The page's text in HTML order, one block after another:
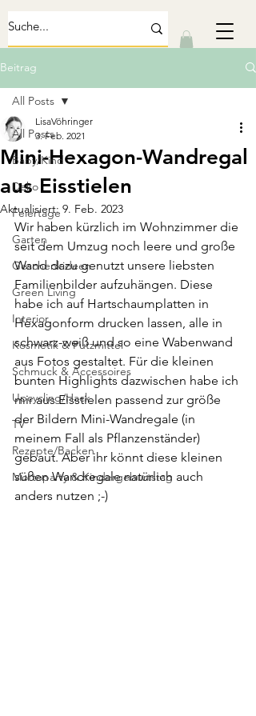
Beitrag
All Posts
Baby/Kind
Deko
Feiertage
Garten
Geschenkideen
Green Living
Interior
Kosmetik & Putzmittel
Schmuck & Accessoires
Upcycling/Hack
TV
Rezepte/Backen
Mottoparty & Kindergeburtstag
All Posts
Mini-Hexagon-Wandregal
aus Eisstielen
LisaVöhringer
3. Feb. 2021
Aktualisiert: 9. Feb. 2023
Wir haben kürzlich im Wohnzimmer die
seit dem Umzug noch leere und große
Wand dazu genutzt unsere liebsten
Familienbilder aufzuhängen. Diese
habe ich auf Hartschaumplatten in
Hexagonform drucken lassen, alle in
schwarz-weiß und so eine Wabenwand
aus Fotos gestaltet. Für die kleinen
bunten Highlights dazwischen habe ich
mir aus Eisstielen passend zur größe
der Bildern Mini-Wandregale (in
meinem Fall als Pflanzenständer)
gebaut. Aber ihr könnt diese kleinen
süßen Wandregale natürlich auch
anders nutzen ;-)